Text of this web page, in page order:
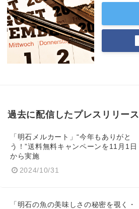
過去に配信したプレスリリース
「明石メルカート」“今年もありがと
う！”送料無料キャンペーンを11月1日
から実施
2024/10/31
「明石の魚の美味しさの秘密を覗く・